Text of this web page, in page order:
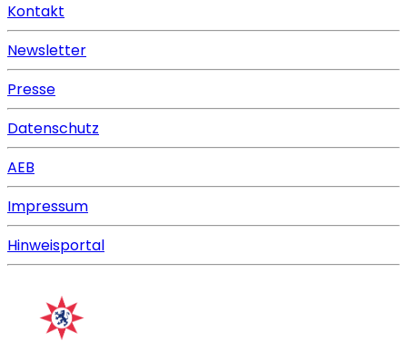
Kontakt
Newsletter
Presse
Datenschutz
AEB
Impressum
Hinweisportal